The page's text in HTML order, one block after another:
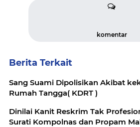
komentar
Berita Terkait
Sang Suami Dipolisikan Akibat
Rumah Tangga( KDRT )
Dinilai Kanit Reskrim Tak
Surati Kompolnas dan Propam